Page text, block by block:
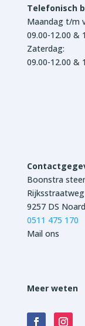
Telefonisch
Maandag t/m
09.00-12.00 &
Zaterdag:
09.00-12.00 &
Boonstra
9257 DS
0511 475 170
Mail ons
Meer weten